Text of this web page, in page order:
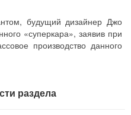
будущий дизайнер Джо
«суперкара», заявив при
производство данного
раздела